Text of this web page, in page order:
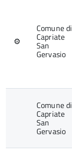
⚙
Comune di
Capriate
San
Gervasio
Comune di
Capriate
San
Gervasio